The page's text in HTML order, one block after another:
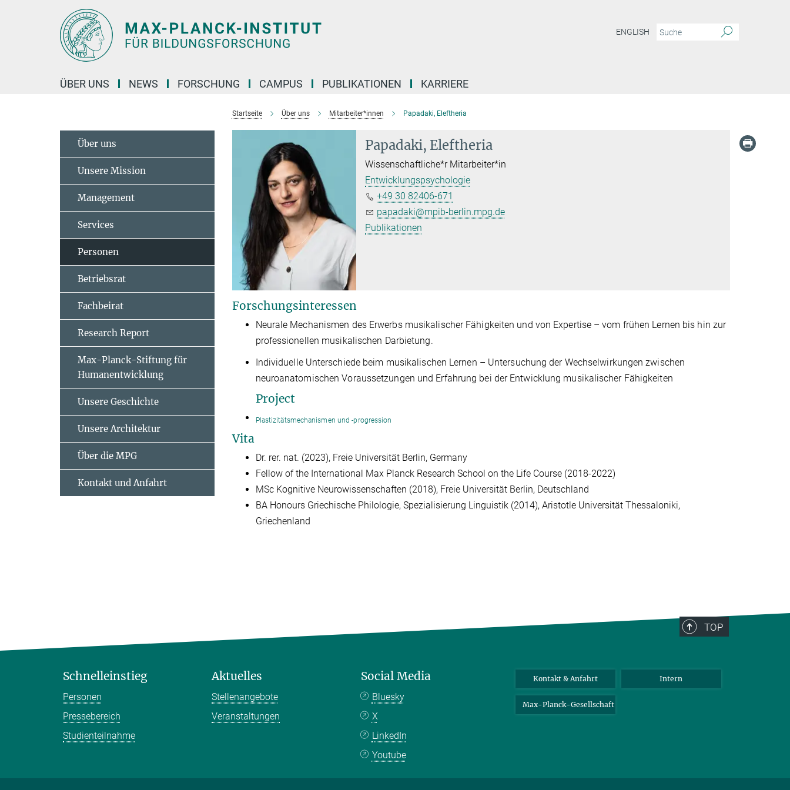
ENGLISH
ÜBER UNS NEWS FORSCHUNG CAMPUS PUBLIKATIONEN KARRIERE
Startseite Über uns Mitarbeiter*innen Papadaki, Eleftheria
Papadaki, Eleftheria
Wissenschaftliche*r Mitarbeiter*in
Entwicklungspsychologie
+49 30 82406-671
papadaki@mpib-berlin.mpg.de
Publikationen
Forschungsinteressen
Neurale Mechanismen des Erwerbs musikalischer Fähigkeiten und von Expertise – vom frühen Lernen bis hin zur
professionellen musikalischen Darbietung.
Individuelle Unterschiede beim musikalischen Lernen – Untersuchung der Wechselwirkungen zwischen
neuroanatomischen Voraussetzungen und Erfahrung bei der Entwicklung musikalischer Fähigkeiten
Project
Plastizitätsmechanismen und -progression
Vita
Dr. rer. nat. (2023), Freie Universität Berlin, Germany
Fellow of the International Max Planck Research School on the Life Course (2018-2022)
MSc Kognitive Neurowissenschaften (2018), Freie Universität Berlin, Deutschland
BA Honours Griechische Philologie, Spezialisierung Linguistik (2014), Aristotle Universität Thessaloniki,
Griechenland
Über uns
Unsere Mission
Management
Services
Personen
Betriebsrat
Fachbeirat
Research Report
Max-Planck-Stiftung für
Humanentwicklung
Unsere Geschichte
Unsere Architektur
Über die MPG
Kontakt und Anfahrt
TOP
Schnelleinstieg
Personen
Pressebereich
Studienteilnahme
Aktuelles
Stellenangebote
Veranstaltungen
Social Media
Bluesky
X
LinkedIn
Youtube
Kontakt & Anfahrt Intern
Max-Planck-Gesellschaft